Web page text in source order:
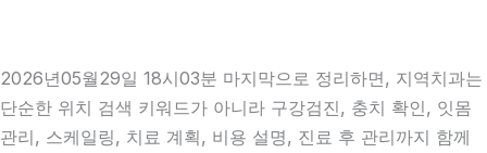
2026년05월29일 18시03분 마지막으로 정리하면, 지역치과는
단순한 위치 검색 키워드가 아니라 구강검진, 충치 확인, 잇몸
관리, 스케일링, 치료 계획, 비용 설명, 진료 후 관리까지 함께